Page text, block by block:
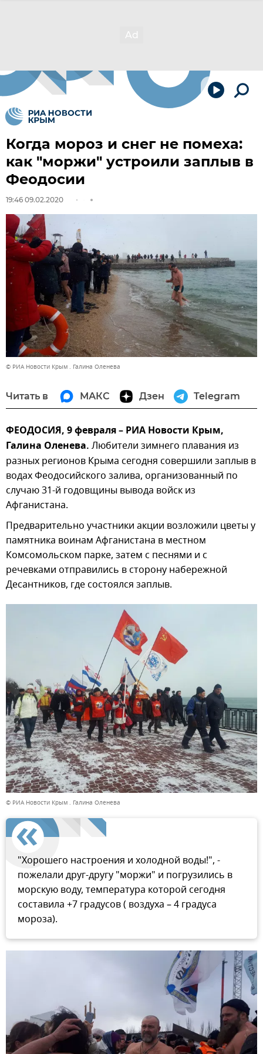
Когда мороз и снег не помеха:
как "моржи" устроили заплыв в
Феодосии
19:46 09.02.2020
© РИА Новости Крым . Галина Оленева
Читать в МАКС Дзен Telegram
ФЕОДОСИЯ, 9 февраля – РИА Новости Крым,
Галина Оленева. Любители зимнего плавания из
разных регионов Крыма сегодня совершили заплыв в
водах Феодосийского залива, организованный по
случаю 31-й годовщины вывода войск из
Афганистана.
Предварительно участники акции возложили цветы у
памятника воинам Афганистана в местном
Комсомольском парке, затем с песнями и с
речевками отправились в сторону набережной
Десантников, где состоялся заплыв.
© РИА Новости Крым . Галина Оленева
"Хорошего настроения и холодной воды!", -
пожелали друг-другу "моржи" и погрузились в
морскую воду, температура которой сегодня
составила +7 градусов ( воздуха – 4 градуса
мороза).